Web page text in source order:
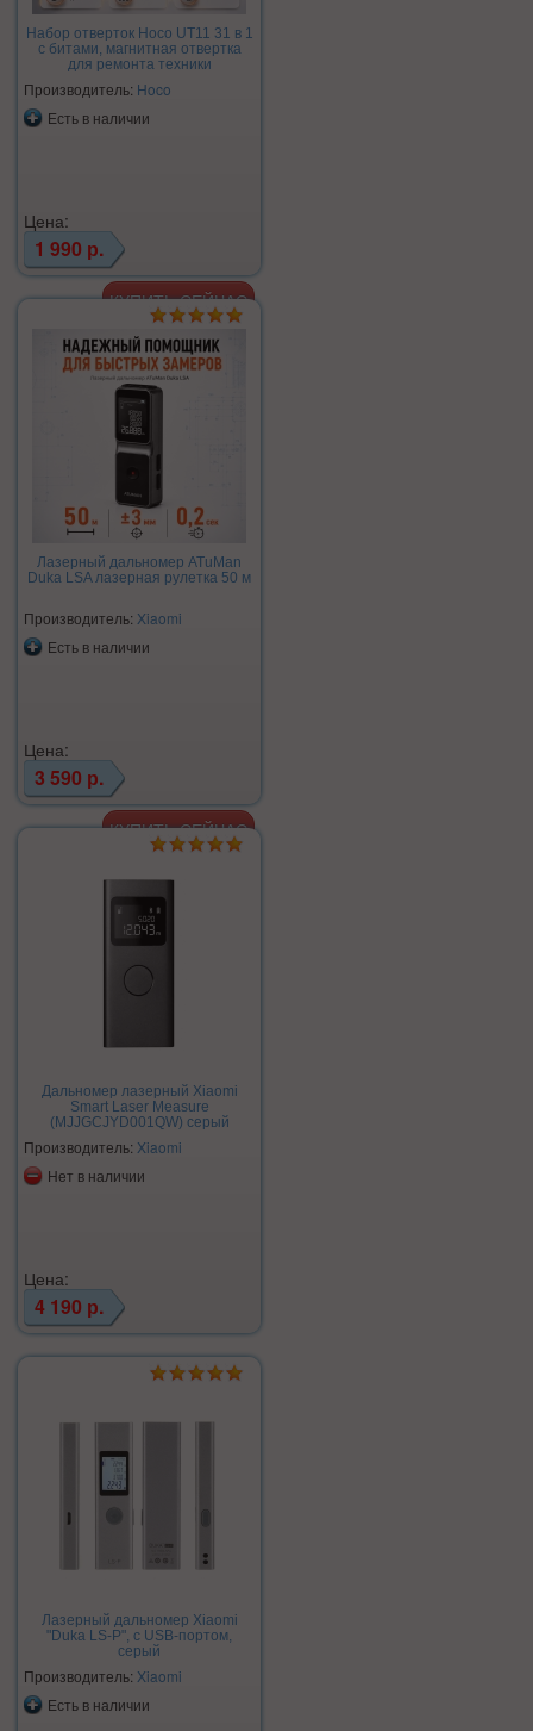
Набор отверток Hoco UT11 31 в 1
с битами, магнитная отвертка
для ремонта техники
Производитель: Hoco
Есть в наличии
Цена:
1 990 р.
Лазерный дальномер ATuMan
Duka LSA лазерная рулетка 50 м
Производитель: Xiaomi
Есть в наличии
Цена:
3 590 р.
Дальномер лазерный Xiaomi
Smart Laser Measure
(MJJGCJYD001QW) серый
Производитель: Xiaomi
Нет в наличии
Цена:
4 190 р.
Лазерный дальномер Xiaomi
"Duka LS-P", с USB-портом,
серый
Производитель: Xiaomi
Есть в наличии